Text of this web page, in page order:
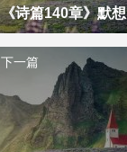
《诗篇140章》默想
下一篇